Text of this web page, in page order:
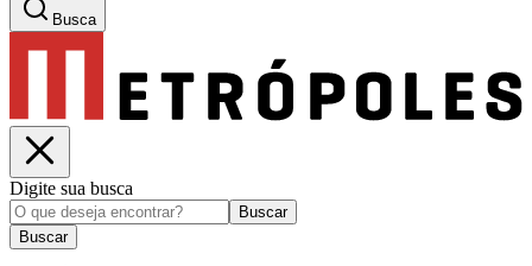
Busca
Digite sua busca
Buscar
Buscar